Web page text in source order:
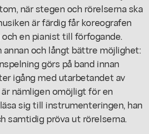
när stegen och rörelserna ska
är färdig får koreografen
en pianist till förfogande.
annan och långt bättre möjlighet:
görs på band innan
igång med utarbetandet av
nämligen omöjligt för en
sig till instrumenteringen, han
samtidig pröva ut rörelserna.